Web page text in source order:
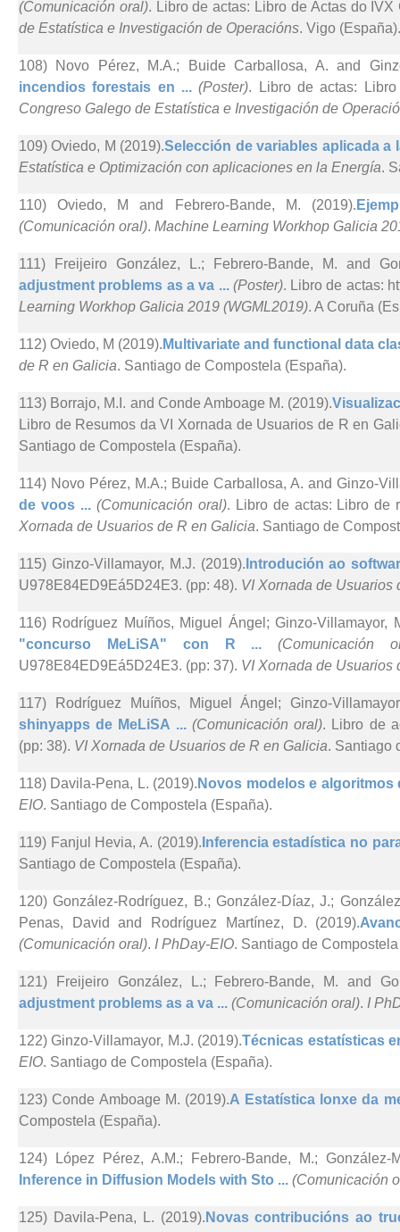
(Comunicación oral). Libro de actas: Libro de Actas do
de Estatística e Investigación de Operacións. Vigo (España).
108) Novo Pérez, M.A.; Buide Carballosa, A. and
incendios forestais en ...(Poster). Libro de actas:
Congreso Galego de Estatística e Investigación de
109) Oviedo, M (2019).Selección de variables aplicada a
Estatística e Optimización con aplicaciones en la Energía.
110) Oviedo, M and Febrero-Bande, M. (2019).
(Comunicación oral). Machine Learning Workhop Galicia
111) Freijeiro González, L.; Febrero-Bande, M. and
adjustment problems as a va ... (Poster). Libro de actas:
Learning Workhop Galicia 2019 (WGML2019). A Coruña
112) Oviedo, M (2019). Multivariate and functional data
de R en Galicia. Santiago de Compostela (España).
113) Borrajo, M.I. and Conde Amboage M. (2019).
Libro de Resumos da VI Xornada de Usuarios de R en
Santiago de Compostela (España).
114) Novo Pérez, M.A.; Buide Carballosa, A. and Ginzo-
de voos ... (Comunicación oral). Libro de actas: Libro de
Xornada de Usuarios de R en Galicia. Santiago de
115) Ginzo-Villamayor, M.J. (2019). Introdución ao
U978E84ED9Eá5D24E3. (pp: 48). VI Xornada de Usuarios
116) Rodríguez Muíños, Miguel Ángel; Ginzo-Villamayor,
"concurso MeLiSA" con R ...(Comunicación
U978E84ED9Eá5D24E3. (pp: 37). VI Xornada de Usuarios
117) Rodríguez Muíños, Miguel Ángel; Ginzo-
shinyapps de MeLiSA ... (Comunicación oral). Libro de
(pp: 38). VI Xornada de Usuarios de R en Galicia. Santiago
118) Davila-Pena, L. (2019). Novos modelos e
EIO. Santiago de Compostela (España).
119) Fanjul Hevia, A. (2019). Inferencia estadística no
Santiago de Compostela (España).
120) González-Rodríguez, B.; González-Díaz, J.;
Penas, David and Rodríguez Martínez, D. (2019).
(Comunicación oral). I PhDay-EIO. Santiago de
121) Freijeiro González, L.; Febrero-Bande, M. and
adjustment problems as a va ... (Comunicación oral). I
122) Ginzo-Villamayor, M.J. (2019).Técnicas estatísticas
EIO. Santiago de Compostela (España).
123) Conde Amboage M. (2019).A Estatística lonxe da
Compostela (España).
124) López Pérez, A.M.; Febrero-Bande, M.;
Inference in Diffusion Models with Sto ... (Comunicación
125) Davila-Pena, L. (2019). Novas contribucións ao